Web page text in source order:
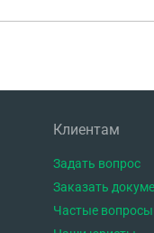
Клиентам
Задать вопрос
Заказать
Частые вопросы